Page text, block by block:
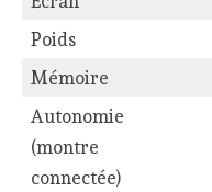
Poids
Mémoire
Autonomie
(montre
connectée)